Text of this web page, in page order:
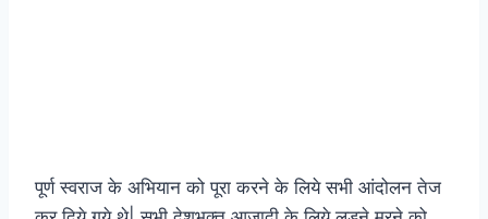
पूर्ण स्वराज के अभियान को पूरा करने के लिये सभी आंदोलन तेज